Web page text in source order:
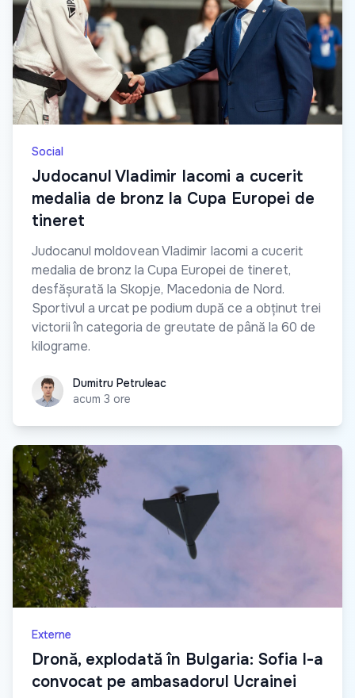
Social
Judocanul Vladimir Iacomi a cucerit
medalia de bronz la Cupa Europei de
tineret
Judocanul moldovean Vladimir Iacomi a cucerit
medalia de bronz la Cupa Europei de tineret,
desfășurată la Skopje, Macedonia de Nord.
Sportivul a urcat pe podium după ce a obținut trei
victorii în categoria de greutate de până la 60 de
kilograme.
Dumitru Petruleac
Dumitru Petruleac
acum 3 ore
Externe
Dronă, explodată în Bulgaria: Sofia l-a
convocat pe ambasadorul Ucrainei